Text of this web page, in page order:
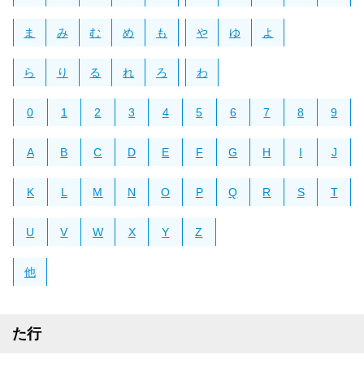
ま み む め も や ゆ よ
ら り る れ ろ わ
0 1 2 3 4 5 6 7 8 9
A B C D E F G H I J
K L M N O P Q R S T
U V W X Y Z
他
た行